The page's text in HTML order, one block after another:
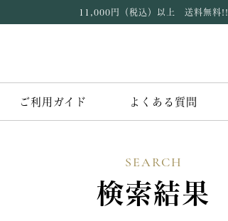
11,000円（税込）以上 送料無料!!
ご利用ガイド よくある質問
SEARCH
検索結果